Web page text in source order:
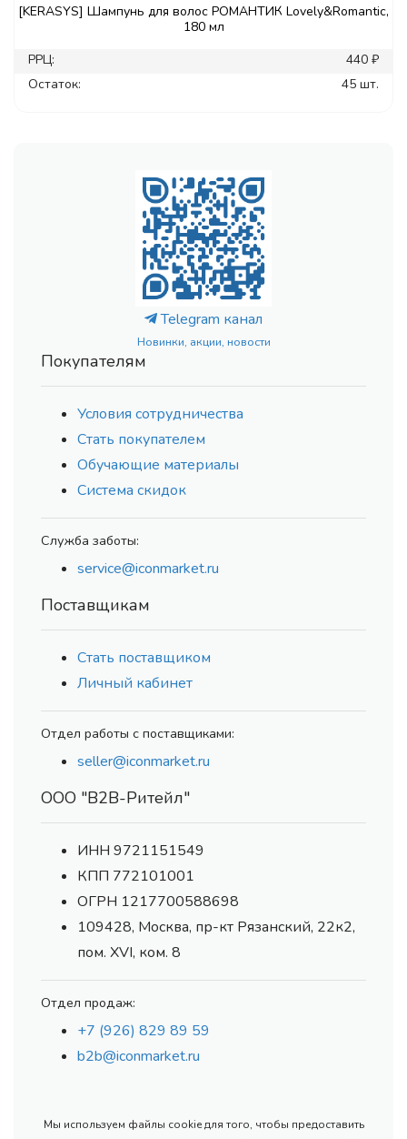
[KERASYS] Шампунь для волос РОМАНТИК Lovely&Romantic,
180 мл
РРЦ:
440 ₽
Остаток:
45 шт.
Telegram канал
Новинки, акции, новости
Покупателям
Условия сотрудничества
Стать покупателем
Обучающие материалы
Система скидок
Служба заботы:
service@iconmarket.ru
Поставщикам
Стать поставщиком
Личный кабинет
Отдел работы с поставщиками:
seller@iconmarket.ru
ООО "В2В-Ритейл"
ИНН 9721151549
КПП 772101001
ОГРН 1217700588698
109428, Москва, пр-кт Рязанский, 22к2,
пом. XVI, ком. 8
Отдел продаж:
+7 (926) 829 89 59
b2b@iconmarket.ru
Мы используем файлы cookie для того, чтобы предоставить